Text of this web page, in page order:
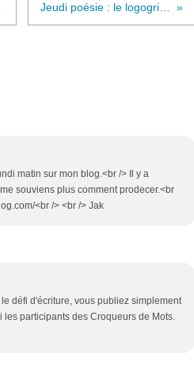
Jeudi poésie : le logogriphe
matin sur mon blog.<br /> Il y a
souviens plus comment prodecer.<br
<br /> <br /> Jak
défi d'écriture, vous publiez simplement
participants des Croqueurs de Mots.